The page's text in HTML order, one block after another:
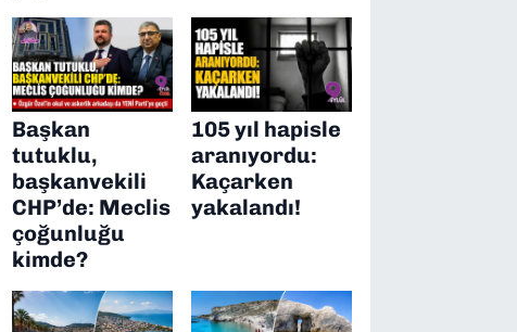
Başkan
tutuklu,
başkanvekili
CHP’de: Meclis
çoğunluğu
kimde?
105 yıl hapisle
aranıyordu:
Kaçarken
yakalandı!